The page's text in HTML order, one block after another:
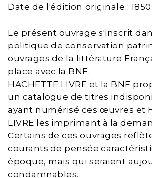
Date de l'édition originale : 1850
Le présent ouvrage s'inscrit
politique de conservation
ouvrages de la littérature
place avec la BNF.
HACHETTE LIVRE et la BNF
un catalogue de titres
ayant numérisé ces œuvres et
LIVRE les imprimant à la
Certains de ces ouvrages
courants de pensée
époque, mais qui seraient
condamnables.